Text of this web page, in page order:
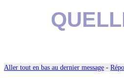
Aller tout en bas au dernier message -